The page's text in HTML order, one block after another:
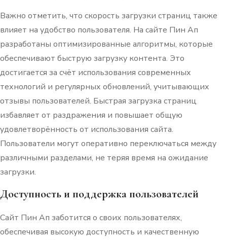
Важно отметить, что скорость загрузки страниц также
влияет на удобство пользователя. На сайте Пин Ап
разработаны оптимизированные алгоритмы, которые
обеспечивают быструю загрузку контента. Это
достигается за счёт использования современных
технологий и регулярных обновлений, учитывающих
отзывы пользователей. Быстрая загрузка страниц
избавляет от раздражения и повышает общую
удовлетворённость от использования сайта.
Пользователи могут оперативно переключаться между
различными разделами, не теряя время на ожидание
загрузки.
Доступность и поддержка пользователей
Сайт Пин Ап заботится о своих пользователях,
обеспечивая высокую доступность и качественную